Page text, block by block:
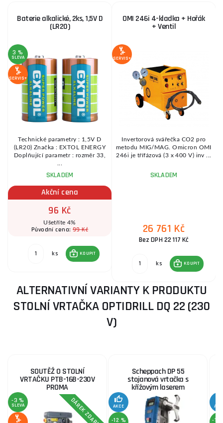
Baterie alkalické, 2ks, 1,5V D
(LR20)
3 %
SLEVA
SERVIS+
Technické parametry : 1,5V D
(LR20) Značka : EXTOL ENERGY
Doplňující parametr : rozměr 33,
SKLADEM
Akční cena
96 Kč
Ušetříte 4%
Původní cena: 99 Kč
ks KOUPIT
OMI 246i 4-kladka + Hořák
+ Ventil
SERVIS+
Invertorová svářečka CO2 pro
metodu MIG/MAG. Omicron OMI
246i je třífázová (3 x 400 V) inv ...
SKLADEM
26 761 Kč
Bez DPH 22 117 Kč
ks KOUPIT
ALTERNATIVNÍ VARIANTY K PRODUKTU
STOLNÍ VRTAČKA OPTIDRILL DQ 22 (230
V)
SOUTĚŽ O STOLNÍ
VRTAČKU PTB-16B-230V
PROMA
-3 %
SLEVA DÁREK ZDARMA
Scheppach DP 55
stojanová vrtačka s
křížovým laserem
AKCE
-12 % -12